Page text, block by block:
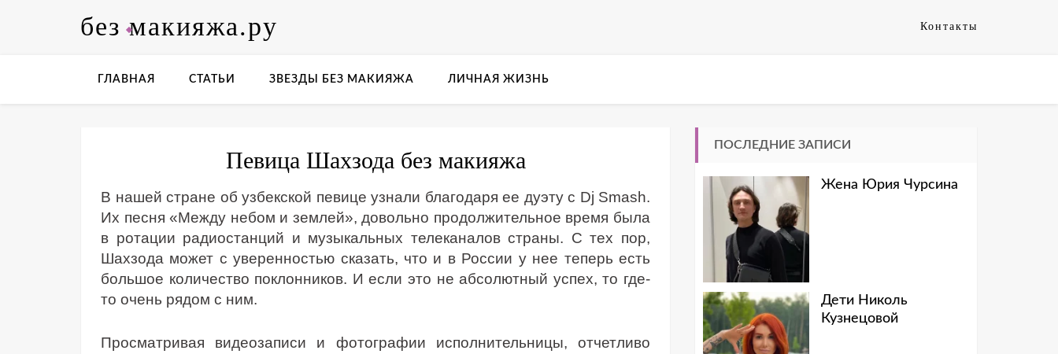
без макияжа.ру Контакты
ГЛАВНАЯ СТАТЬИ ЗВЕЗДЫ БЕЗ МАКИЯЖА ЛИЧНАЯ ЖИЗНЬ
Певица Шахзода без макияжа
В нашей стране об узбекской певице узнали благодаря ее дуэту с Dj Smash.
Их песня «Между небом и землей», довольно продолжительное время была
в ротации радиостанций и музыкальных телеканалов страны. С тех пор,
Шахзода может с уверенностью сказать, что и в России у нее теперь есть
большое количество поклонников. И если это не абсолютный успех, то где-
то очень рядом с ним.
Просматривая видеозаписи и фотографии исполнительницы, отчетливо
ПОСЛЕДНИЕ ЗАПИСИ
Жена Юрия Чурсина
Дети Николь
Кузнецовой